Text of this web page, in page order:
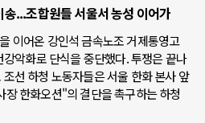
...조합원들 서울서 농성 이어가
이어온 강인석 금속노조 거제통영고
악화로 단식을 중단했다. 투쟁은 끝나
선 하청 노동자들은 서울 한화 본사 앞
한화오션"의 결단을 촉구하는 하청